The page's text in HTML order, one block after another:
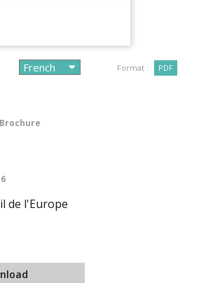
Format : PDF
Brochure
de l'Europe